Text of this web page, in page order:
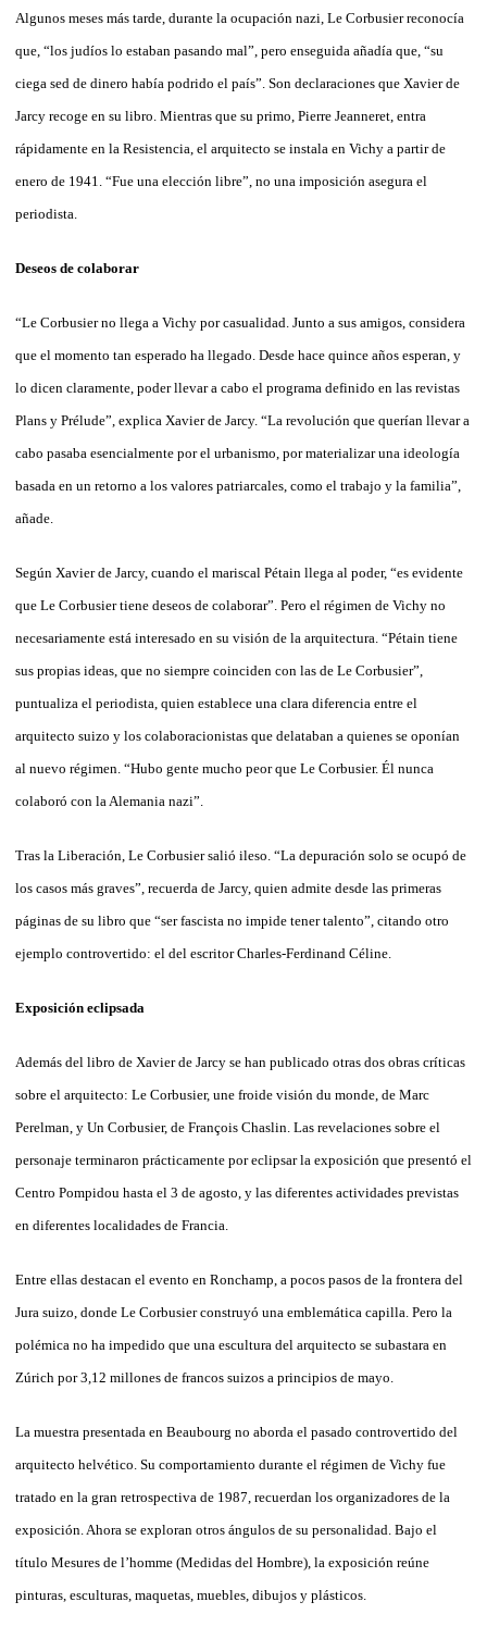
Algunos meses más tarde, durante la ocupación nazi, Le Corbusier reconocía
que, “los judíos lo estaban pasando mal”, pero enseguida añadía que, “su
ciega sed de dinero había podrido el país”. Son declaraciones que Xavier de
Jarcy recoge en su libro. Mientras que su primo, Pierre Jeanneret, entra
rápidamente en la Resistencia, el arquitecto se instala en Vichy a partir de
enero de 1941. “Fue una elección libre”, no una imposición asegura el
periodista.
Deseos de colaborar
“Le Corbusier no llega a Vichy por casualidad. Junto a sus amigos, considera
que el momento tan esperado ha llegado. Desde hace quince años esperan, y
lo dicen claramente, poder llevar a cabo el programa definido en las revistas
Plans y Prélude”, explica Xavier de Jarcy. “La revolución que querían llevar a
cabo pasaba esencialmente por el urbanismo, por materializar una ideología
basada en un retorno a los valores patriarcales, como el trabajo y la familia”,
añade.
Según Xavier de Jarcy, cuando el mariscal Pétain llega al poder, “es evidente
que Le Corbusier tiene deseos de colaborar”. Pero el régimen de Vichy no
necesariamente está interesado en su visión de la arquitectura. “Pétain tiene
sus propias ideas, que no siempre coinciden con las de Le Corbusier”,
puntualiza el periodista, quien establece una clara diferencia entre el
arquitecto suizo y los colaboracionistas que delataban a quienes se oponían
al nuevo régimen. “Hubo gente mucho peor que Le Corbusier. Él nunca
colaboró con la Alemania nazi”.
Tras la Liberación, Le Corbusier salió ileso. “La depuración solo se ocupó de
los casos más graves”, recuerda de Jarcy, quien admite desde las primeras
páginas de su libro que “ser fascista no impide tener talento”, citando otro
ejemplo controvertido: el del escritor Charles-Ferdinand Céline.
Exposición eclipsada
Además del libro de Xavier de Jarcy se han publicado otras dos obras críticas
sobre el arquitecto: Le Corbusier, une froide visión du monde, de Marc
Perelman, y Un Corbusier, de François Chaslin. Las revelaciones sobre el
personaje terminaron prácticamente por eclipsar la exposición que presentó el
Centro Pompidou hasta el 3 de agosto, y las diferentes actividades previstas
en diferentes localidades de Francia.
Entre ellas destacan el evento en Ronchamp, a pocos pasos de la frontera del
Jura suizo, donde Le Corbusier construyó una emblemática capilla. Pero la
polémica no ha impedido que una escultura del arquitecto se subastara en
Zúrich por 3,12 millones de francos suizos a principios de mayo.
La muestra presentada en Beaubourg no aborda el pasado controvertido del
arquitecto helvético. Su comportamiento durante el régimen de Vichy fue
tratado en la gran retrospectiva de 1987, recuerdan los organizadores de la
exposición. Ahora se exploran otros ángulos de su personalidad. Bajo el
título Mesures de l’homme (Medidas del Hombre), la exposición reúne
pinturas, esculturas, maquetas, muebles, dibujos y plásticos.